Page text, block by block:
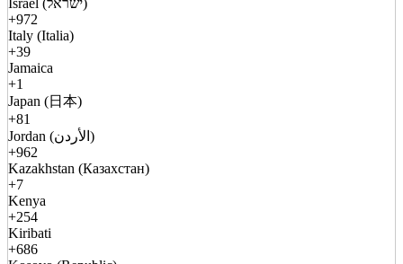
Israel (ישראל)
+972
Italy (Italia)
+39
Jamaica
+1
Japan (日本)
+81
Jordan (الأردن)
+962
Kazakhstan (Казахстан)
+7
Kenya
+254
Kiribati
+686